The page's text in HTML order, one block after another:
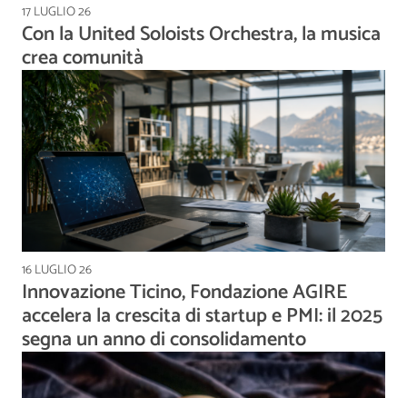
17 LUGLIO 26
Con la United Soloists Orchestra, la musica
crea comunità
16 LUGLIO 26
Innovazione Ticino, Fondazione AGIRE
accelera la crescita di startup e PMI: il 2025
segna un anno di consolidamento